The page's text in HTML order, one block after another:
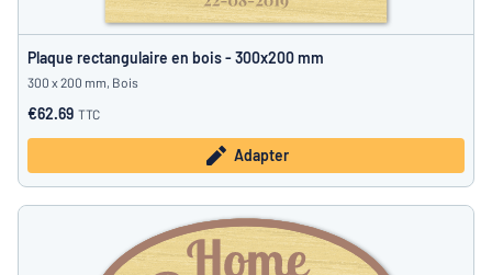
Plaque rectangulaire en bois - 300x200 mm
300 x 200 mm, Bois
€62.69 TTC
Adapter